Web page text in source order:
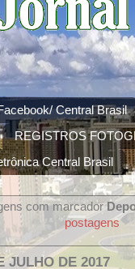
Central Brasil
REGISTROS
Central Brasil
com marcador
postagens
JULHO DE 2017